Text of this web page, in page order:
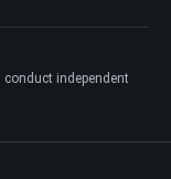
independent